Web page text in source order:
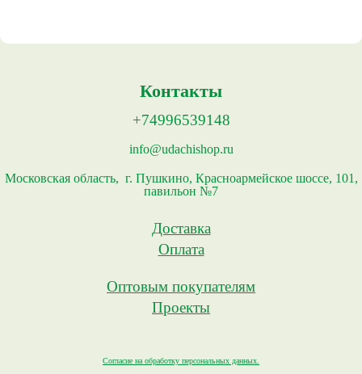
Контакты
+74996539148
info@udachishop.ru
Московская область, г. Пушкино, Красноармейское шоссе, 101,
павильон №7
Доставка
Оплата
Оптовым покупателям
Проекты
Согласие на обработку персональных данных.